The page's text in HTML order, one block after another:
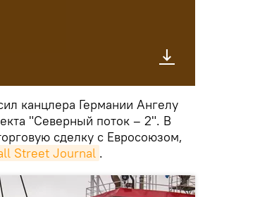
канцлера Германии Ангелу
"Северный поток – 2". В
сделку с Евросоюзом,
Street Journal .